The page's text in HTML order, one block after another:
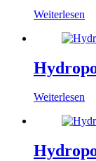
Weiterlesen
Weiterlesen